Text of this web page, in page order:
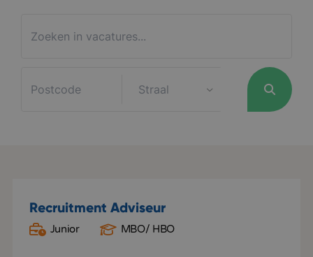
Recruitment Adviseur
Junior
MBO/ HBO